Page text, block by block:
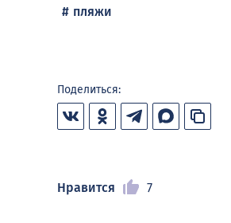
пляжи
Поделиться:
Нравится 7